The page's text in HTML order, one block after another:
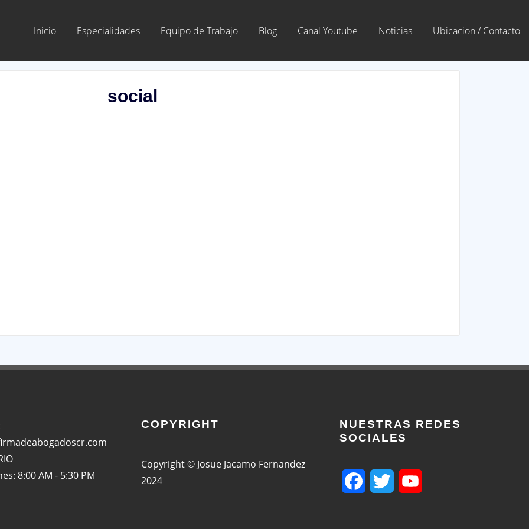
Inicio Especialidades Equipo de Trabajo Blog Canal Youtube Noticias Ubicacion / Contacto
social
8:00 AM - 5:30 PM
COPYRIGHT
Copyright © Josue Jacamo Fernandez
2024
NUESTRAS REDES
SOCIALES
FacebookTwitter